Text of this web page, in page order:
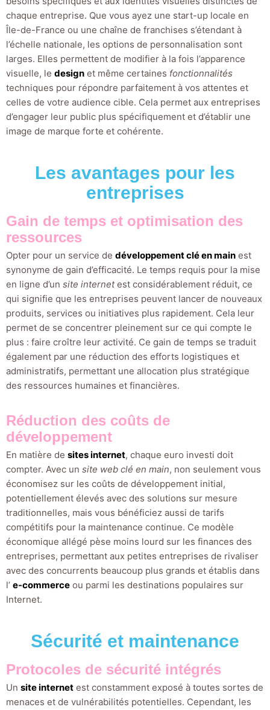
chaque entreprise. Que vous ayez une start-up locale en
Île-de-France ou une chaîne de franchises s’étendant à
l’échelle nationale, les options de personnalisation sont
larges. Elles permettent de modifier à la fois l’apparence
visuelle, le design et même certaines fonctionnalités
techniques pour répondre parfaitement à vos attentes et
celles de votre audience cible. Cela permet aux entreprises
d’engager leur public plus spécifiquement et d’établir une
image de marque forte et cohérente.
Les avantages pour les
entreprises
Gain de temps et optimisation des
ressources
Opter pour un service de développement clé en main est
synonyme de gain d’efficacité. Le temps requis pour la mise
en ligne d’un site internetest considérablement réduit, ce
qui signifie que les entreprises peuvent lancer de nouveaux
produits, services ou initiatives plus rapidement. Cela leur
permet de se concentrer pleinement sur ce qui compte le
plus : faire croître leur activité. Ce gain de temps se traduit
également par une réduction des efforts logistiques et
administratifs, permettant une allocation plus stratégique
des ressources humaines et financières.
Réduction des coûts de
développement
En matière de sites internet, chaque euro investi doit
compter. Avec un site web clé en main, non seulement vous
économisez sur les coûts de développement initial,
potentiellement élevés avec des solutions sur mesure
traditionnelles, mais vous bénéficiez aussi de tarifs
compétitifs pour la maintenance continue. Ce modèle
économique allégé pèse moins lourd sur les finances des
entreprises, permettant aux petites entreprises de rivaliser
avec des concurrents beaucoup plus grands et établis dans
l’ e-commerce ou parmi les destinations populaires sur
Internet.
Sécurité et maintenance
Protocoles de sécurité intégrés
Un site internet est constamment exposé à toutes sortes de
menaces et de vulnérabilités potentielles. Cependant, les